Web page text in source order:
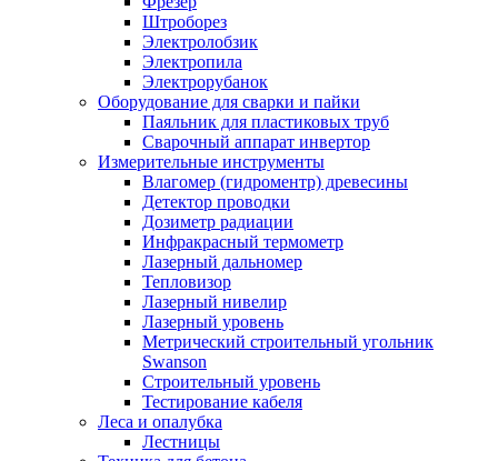
Штроборез
Электролобзик
Электропила
Электрорубанок
Оборудование для сварки и пайки
Паяльник для пластиковых труб
Сварочный аппарат инвертор
Измерительные инструменты
Влагомер (гидроментр) древесины
Детектор проводки
Дозиметр радиации
Инфракрасный термометр
Лазерный дальномер
Тепловизор
Лазерный нивелир
Лазерный уровень
Метрический строительный угольник
Swanson
Строительный уровень
Тестирование кабеля
Леса и опалубка
Лестницы